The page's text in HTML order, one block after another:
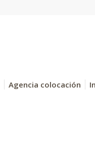
Agencia colocación